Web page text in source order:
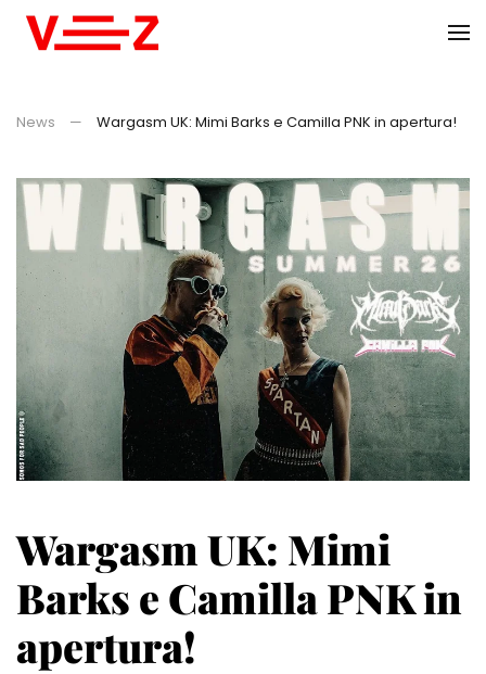
News Wargasm UK: Mimi Barks e Camilla PNK in apertura!
Wargasm UK: Mimi
Barks e Camilla PNK in
apertura!